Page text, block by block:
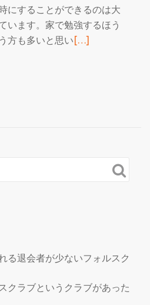
にすることができるのは大
います。家で勉強するほう
方も多いと思い続
詐
で
[…]
る退会者が少ないフォルスク
クラブというクラブがあった